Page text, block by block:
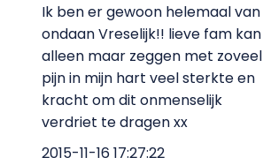
Ik ben er gewoon helemaal van
ondaan Vreselijk!! lieve fam kan
alleen maar zeggen met zoveel
pijn in mijn hart veel sterkte en
kracht om dit onmenselijk
verdriet te dragen xx
2015-11-16 17:27:22